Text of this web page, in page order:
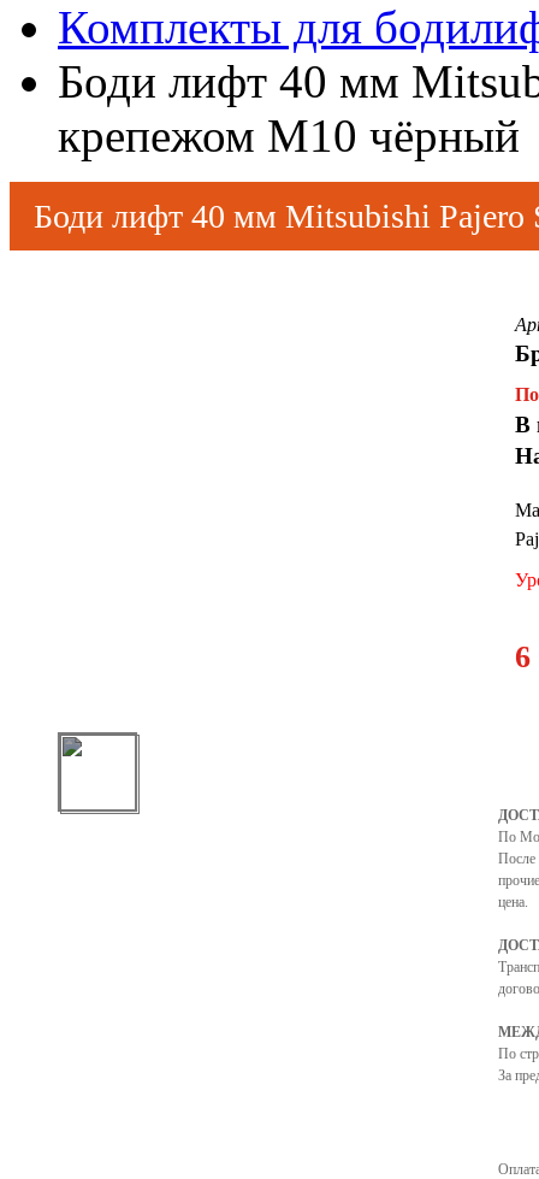
Комплекты для
Боди лифт 40 мм
крепежом М10 чёрный
Боди лифт 40 мм Mitsubishi
В
6
По
После
цена.
По
За